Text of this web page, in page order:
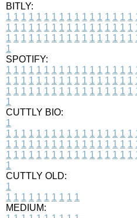
BITLY:
1 1 1 1 1 1 1 1 1 1 1 1 1 1 1 1 1
1 1 1 1 1 1 1 1 1 1 1 1 1 1 1 1 1
1 1 1 1 1 1 1 1 1 1 1 1 1 1 1 1 1
1
SPOTIFY:
1 1 1 1 1 1 1 1 1 1 1 1 1 1 1 1 1
1 1 1 1 1 1 1 1 1 1 1 1 1 1 1 1 1
1 1 1 1 1 1 1 1 1 1 1 1 1 1 1 1 1
1
CUTTLY BIO:
1
1 1 1 1 1 1 1 1 1 1 1 1 1 1 1 1 1
1 1 1 1 1 1 1 1 1 1 1 1 1 1 1 1 1
1 1 1 1 1 1 1 1 1 1 1 1 1 1 1 1 1
1
CUTTLY OLD:
1
1 1 1 1 1 1 1 1 1 1
MEDIUM: